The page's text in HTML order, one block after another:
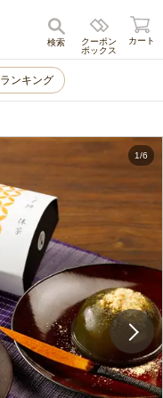
キャンセル
クーポン
ボックス
検索 カート
ランキング
1/6